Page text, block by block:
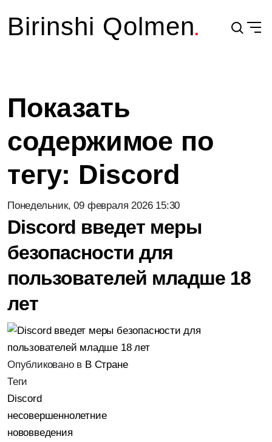
Birinshi Qolmen
Показать
содержимое по
тегу: Discord
Понедельник, 09 февраля 2026 15:30
Discord введет меры
безопасности для
пользователей младше 18
лет
Опубликовано в В Стране
Теги
Discord
несовершеннолетние
нововведения